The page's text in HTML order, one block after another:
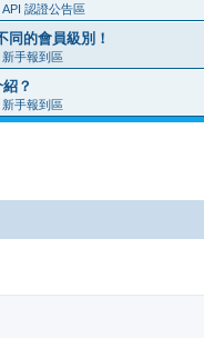
API 認證公告區
同的會員級別！
新手報到區
？
新手報到區